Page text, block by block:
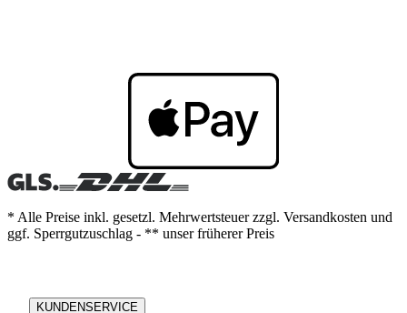
* Alle Preise inkl. gesetzl. Mehrwertsteuer zzgl. Versandkosten und
ggf. Sperrgutzuschlag - ** unser früherer Preis
KUNDENSERVICE